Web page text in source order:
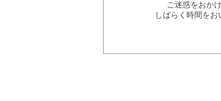
ご迷惑をおか
しばらく時間を